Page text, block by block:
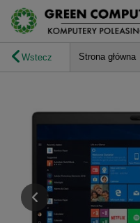
Wstecz Strona główna